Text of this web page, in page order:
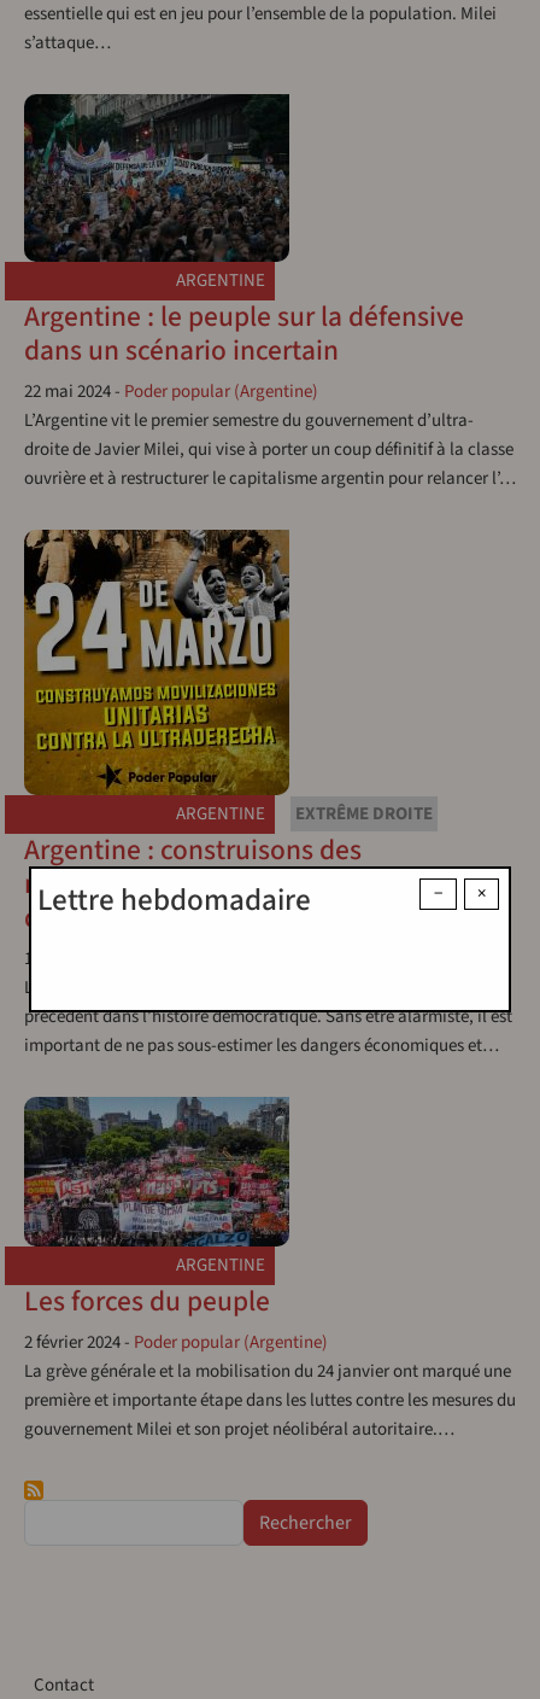
essentielle qui est en jeu pour l’ensemble de la population. Milei
s’attaque…
ARGENTINE
Argentine : le peuple sur la défensive
dans un scénario incertain
22 mai 2024- Poder popular (Argentine)
L’Argentine vit le premier semestre du gouvernement d’ultra-
droite de Javier Milei, qui vise à porter un coup définitif à la classe
ouvrière et à restructurer le capitalisme argentin pour relancer l’…
ARGENTINE EXTRÊME DROITE
Argentine : construisons des
mobilisations unies contre l’extrême
droite
13 mars 2024
L’Argentine vit une expérience néolibérale autoritaire sans
précédent dans l’histoire démocratique. Sans être alarmiste, il est
important de ne pas sous-estimer les dangers économiques et…
ARGENTINE
Les forces du peuple
2 février 2024- Poder popular (Argentine)
La grève générale et la mobilisation du 24 janvier ont marqué une
première et importante étape dans les luttes contre les mesures du
gouvernement Milei et son projet néolibéral autoritaire.…
×
−
Lettre hebdomadaire
Contact
Contact